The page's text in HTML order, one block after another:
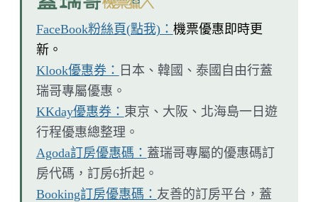
FaceBook粉絲頁(點我)： 機票優惠即時更
新。
Klook優惠券： 日本、韓國、泰國自由行蓋
瑞哥專屬優惠。
KKday優惠券： 東京、大阪、北海島一日遊
行程優惠總整理。
Agoda訂房優惠碼： 蓋瑞哥專屬的優惠碼訂
房代碼，訂房6折起。
Booking訂房優惠碼： 友善的訂房平台，蓋